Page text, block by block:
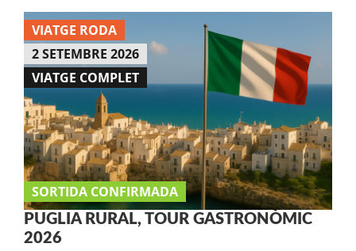
VIATGE RODA
VIATGE COMPLET
SORTIDA CONFIRMADA
2 SETEMBRE 2026
PUGLIA RURAL, TOUR GASTRONÒMIC
2026